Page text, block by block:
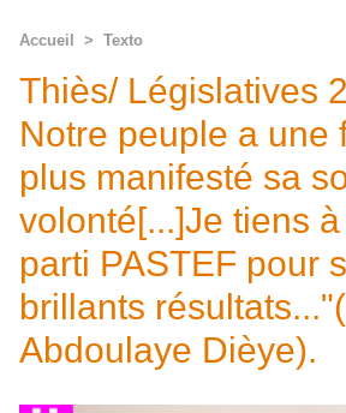
Accueil > Texto
Thiès/ Législatives
Notre peuple a une
plus manifesté sa
volonté[...]Je tiens
parti PASTEF pour
brillants résultats..."(
Abdoulaye Dièye).